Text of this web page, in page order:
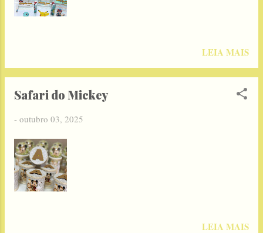
LEIA MAIS
Safari do Mickey
- outubro 03, 2025
LEIA MAIS